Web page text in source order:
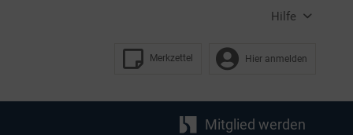
Hilfe
Merkzettel Hier anmelden
Mitglied werden